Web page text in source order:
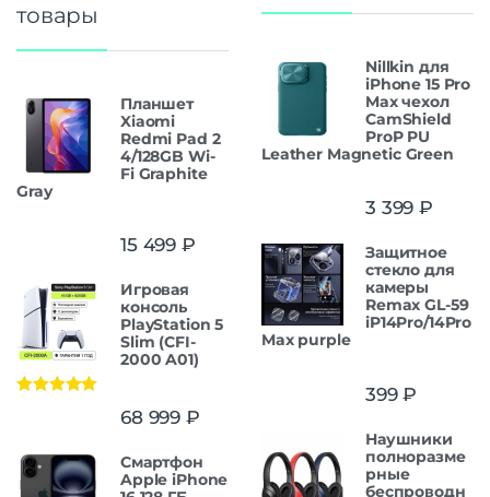
товары
Планшет
Xiaomi
Redmi Pad 2
4/128GB Wi-
Fi Graphite
Gray
15 499 ₽
Игровая
консоль
PlayStation 5
Slim (CFI-
2000 A01)
68 999 ₽
Смартфон
Apple iPhone
Nillkin для
iPhone 15 Pro
Max чехол
CamShield
ProP PU
Leather Magnetic Green
3 399 ₽
Защитнoe
cтекло для
камеры
Remax GL-59
iP14Pro/14Pro
Max purple
399₽
Наушники
полноразме
рные
беспроводн